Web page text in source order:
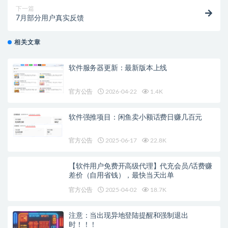
下一篇
7月部分用户真实反馈
相关文章
软件服务器更新：最新版本上线
官方公告 2026-04-22 1.4K
软件强推项目：闲鱼卖小额话费日赚几百元
官方公告 2025-06-17 22.8K
【软件用户免费开高级代理】代充会员/话费赚
差价（自用省钱），最快当天出单
官方公告 2025-04-02 18.7K
注意：当出现异地登陆提醒和强制退出
时！！！